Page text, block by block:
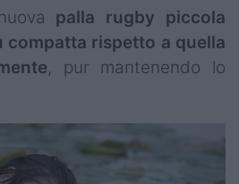
palla rugby piccola
compatta rispetto a quella
, pur mantenendo lo